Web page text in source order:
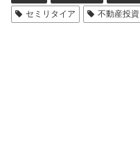
セミリタイア
不動産投資